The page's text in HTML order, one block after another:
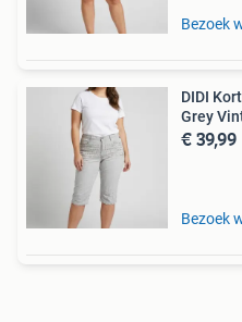
Bezoek
DIDI
Grey
€ 39,99
Bezoek